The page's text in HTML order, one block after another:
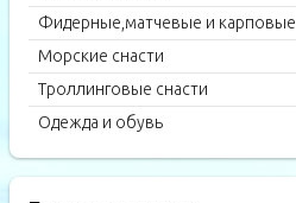
Фидерные,матчевые и карповые
удилища
Морские снасти
Троллинговые снасти
Одежда и обувь